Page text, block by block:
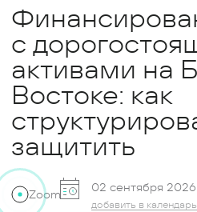
с
активами на
Востоке: как
защитить
Zoom 02 сентября 2026
добавить в календарь